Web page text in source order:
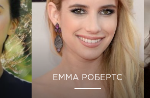
ЕММА РОБЕРТС